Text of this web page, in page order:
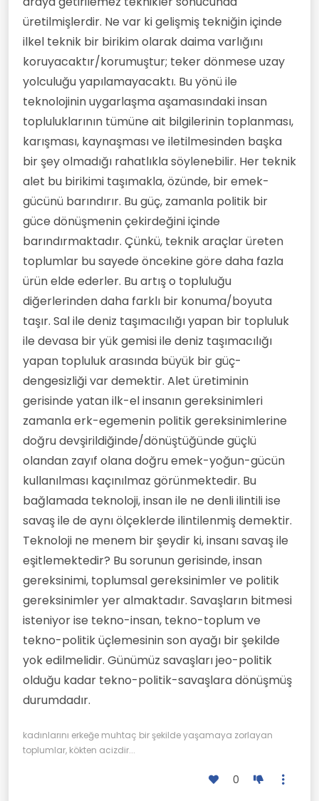
üretilmişlerdir. Ne var ki gelişmiş tekniğin içinde
ilkel teknik bir birikim olarak daima varlığını
koruyacaktır/korumuştur; teker dönmese uzay
yolculuğu yapılamayacaktı. Bu yönü ile
teknolojinin uygarlaşma aşamasındaki insan
topluluklarının tümüne ait bilgilerinin toplanması,
karışması, kaynaşması ve iletilmesinden başka
bir şey olmadığı rahatlıkla söylenebilir. Her teknik
alet bu birikimi taşımakla, özünde, bir emek-
gücünü barındırır. Bu güç, zamanla politik bir
güce dönüşmenin çekirdeğini içinde
barındırmaktadır. Çünkü, teknik araçlar üreten
toplumlar bu sayede öncekine göre daha fazla
ürün elde ederler. Bu artış o topluluğu
diğerlerinden daha farklı bir konuma/boyuta
taşır. Sal ile deniz taşımacılığı yapan bir topluluk
ile devasa bir yük gemisi ile deniz taşımacılığı
yapan topluluk arasında büyük bir güç-
dengesizliği var demektir. Alet üretiminin
gerisinde yatan ilk-el insanın gereksinimleri
zamanla erk-egemenin politik gereksinimlerine
doğru devşirildiğinde/dönüştüğünde güçlü
olandan zayıf olana doğru emek-yoğun-gücün
kullanılması kaçınılmaz görünmektedir. Bu
bağlamada teknoloji, insan ile ne denli ilintili ise
savaş ile de aynı ölçeklerde ilintilenmiş demektir.
Teknoloji ne menem bir şeydir ki, insanı savaş ile
eşitlemektedir? Bu sorunun gerisinde, insan
gereksinimi, toplumsal gereksinimler ve politik
gereksinimler yer almaktadır. Savaşların bitmesi
isteniyor ise tekno-insan, tekno-toplum ve
tekno-politik üçlemesinin son ayağı bir şekilde
yok edilmelidir. Günümüz savaşları jeo-politik
olduğu kadar tekno-politik-savaşlara dönüşmüş
durumdadır.
kadınlarını erkeğe muhtaç bir şekilde yaşamaya zorlayan
toplumlar, kökten acizdir...
0